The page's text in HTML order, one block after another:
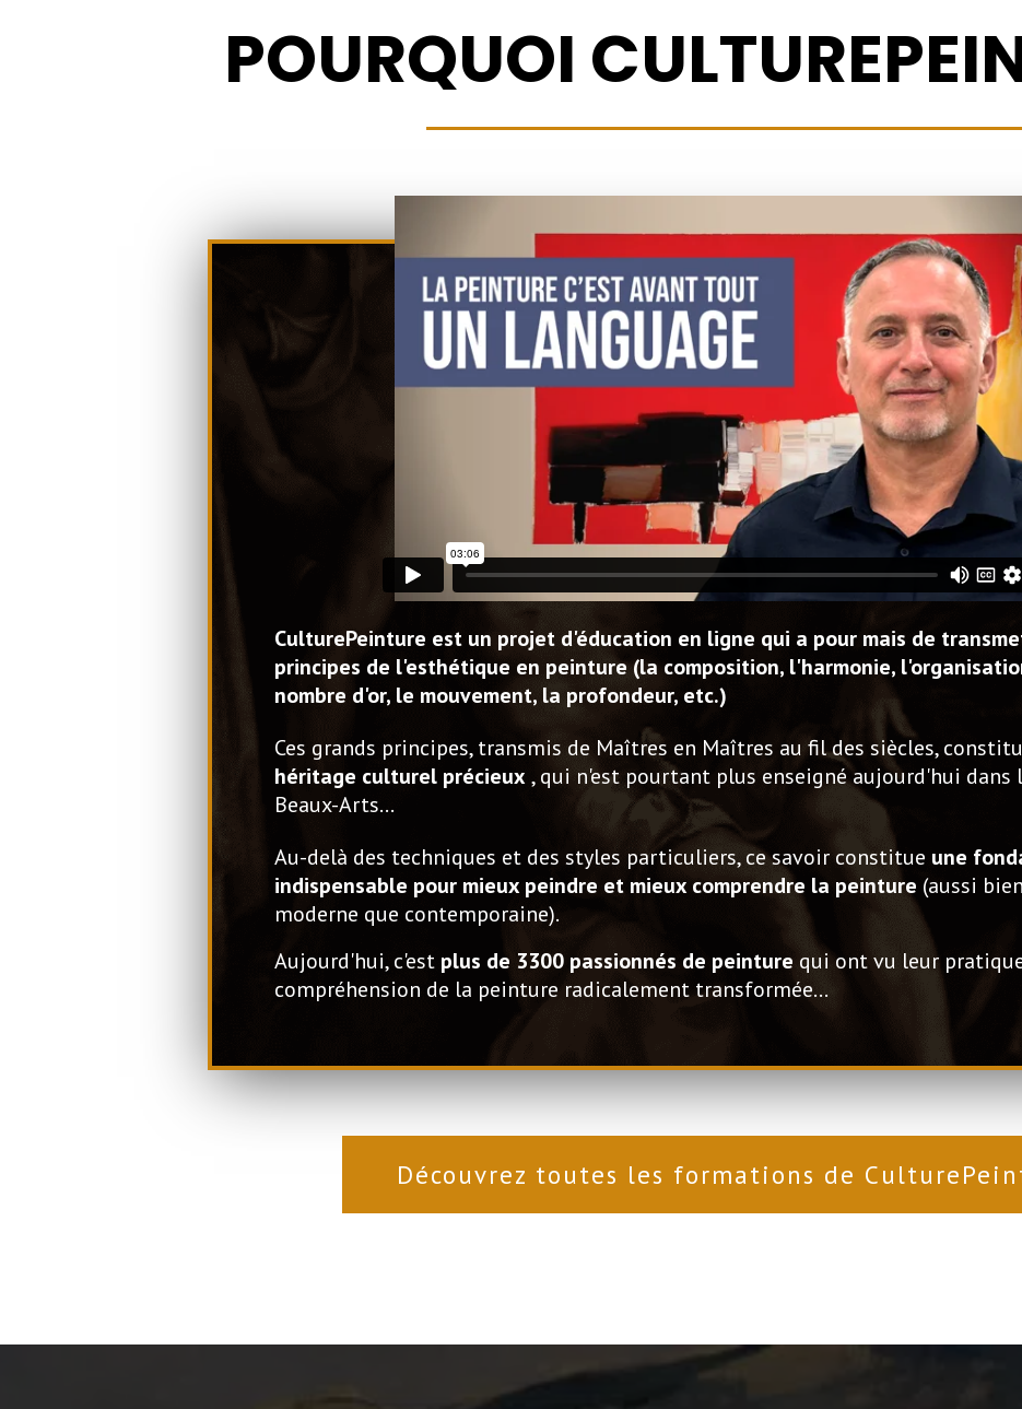
POURQUOI
CulturePeinture est un projet d'éducation en ligne qui a pour mais de
principes de l'esthétique en peinture (la composition, l'harmonie,
nombre d'or, le mouvement, la profondeur, etc.)
Ces grands principes, transmis de Maîtres en Maîtres au fil des siècles,
héritage culturel précieux, qui n'est pourtant plus enseigné aujourd'hui dans
Beaux-Arts…
Au-delà des techniques et des styles particuliers, ce savoir constitue une
indispensable pour mieux peindre et mieux comprendre la peinture (aussi
moderne que contemporaine).
Aujourd'hui, c'est plus de 3300 passionnés de peinture qui ont vu leur
compréhension de la peinture radicalement transformée…
Découvrez toutes les formations de